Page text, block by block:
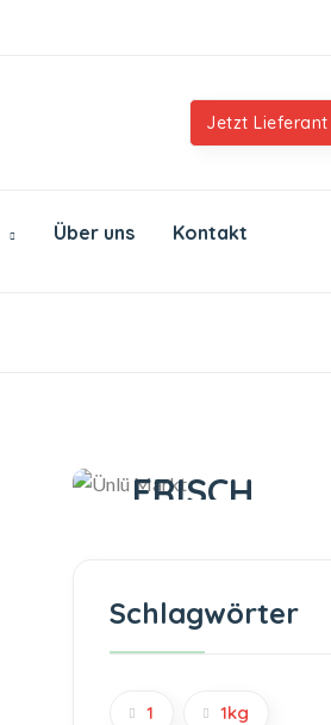
Jetzt
Über uns Kontakt
FRISCH
Schlagwörter
1 1kg